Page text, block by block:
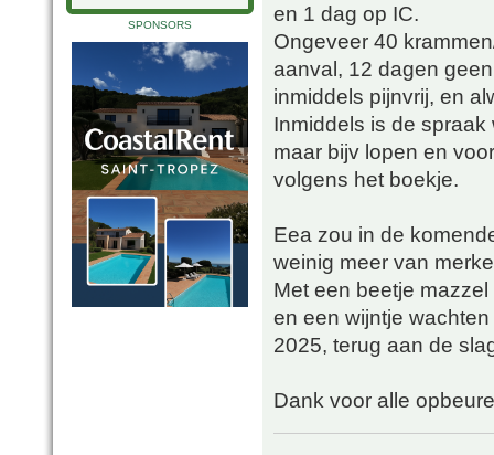
SPONSORS
en 1 dag op IC.
Ongeveer 40
aanval, 12 dagen
inmiddels pijnvrij, en
Inmiddels is de
maar bijv lopen en
volgens het boekje.
Eea zou in de
weinig meer van
Met een beetje
en een wijntje
2025, terug aan de
Dank voor alle